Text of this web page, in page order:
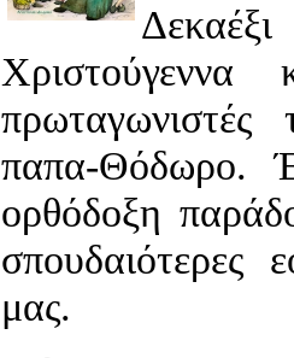
παπα-Θόδωρο.
ορθόδοξη
σπουδαιότερες
μας.